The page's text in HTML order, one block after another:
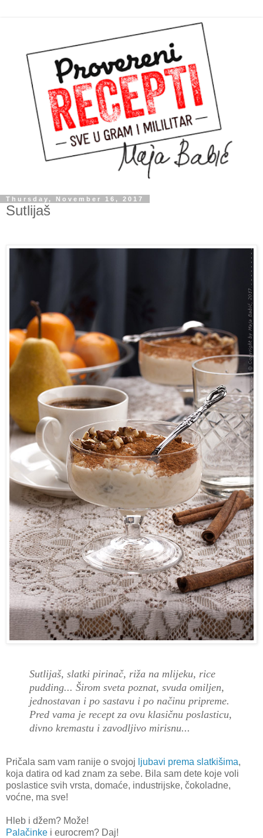
Thursday, November 16, 2017
Sutlijaš
Sutlijaš, slatki pirinač, riža na mlijeku, rice
pudding... Širom sveta poznat, svuda omiljen,
jednostavan i po sastavu i po načinu pripreme.
Pred vama je recept za ovu klasičnu poslasticu,
divno kremastu i zavodljivo mirisnu...
Pričala sam vam ranije o svojoj ljubavi prema slatkišima,
koja datira od kad znam za sebe. Bila sam dete koje voli
poslastice svih vrsta, domaće, industrijske, čokoladne,
voćne, ma sve!
Hleb i džem? Može!
Palačinke i eurocrem? Daj!